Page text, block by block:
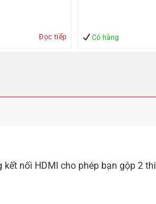
Đọc tiếp Có hàng
nối HDMI cho phép bạn gộp 2